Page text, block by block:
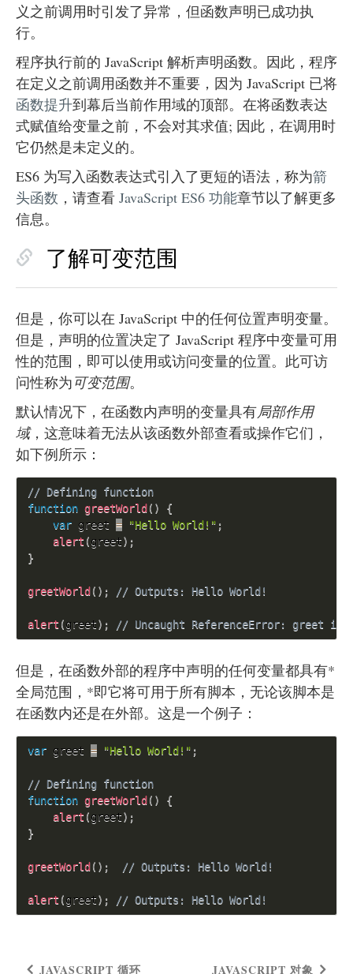
义之前调用时引发了异常，但函数声明已成功执
行。
程序执行前的 JavaScript 解析声明函数。因此，程序
在定义之前调用函数并不重要，因为 JavaScript 已将
函数提升到幕后当前作用域的顶部。在将函数表达
式赋值给变量之前，不会对其求值; 因此，在调用时
它仍然是未定义的。
ES6 为写入函数表达式引入了更短的语法，称为箭
头函数 ，请查看 JavaScript ES6 功能章节以了解更多
信息。
了解可变范围
但是，你可以在 JavaScript 中的任何位置声明变量。
但是，声明的位置决定了 JavaScript 程序中变量可用
性的范围，即可以使用或访问变量的位置。此可访
问性称为可变范围。
默认情况下，在函数内声明的变量具有局部作用
域，这意味着无法从该函数外部查看或操作它们，
如下例所示：
// Defining function
function greetWorld( )
{
var greet = "Hello World!" ;
alert (greet) ;
}
greetWorld( ) ; // Outputs: Hello World!
alert (greet) ; // Uncaught ReferenceError: greet is
但是，在函数外部的程序中声明的任何变量都具有*
全局范围，*即它将可用于所有脚本，无论该脚本是
在函数内还是在外部。这是一个例子：
var greet = "Hello World!" ;
// Defining function
function greetWorld( )
{
alert (greet) ;
}
greetWorld( ) ; // Outputs: Hello World!
alert (greet) ; // Outputs: Hello World!
JAVASCRIPT 对象
JAVASCRIPT 循环